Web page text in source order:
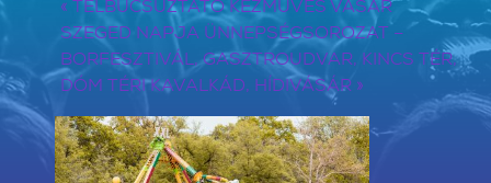
« TÉLBÚCSÚZTATÓ KÉZMŰVES VÁSÁR
SZEGED NAPJA ÜNNEPSÉGSOROZAT –
BORFESZTIVÁL, GASZTROUDVAR, KINCS TÉR,
DÓM TÉRI KAVALKÁD, HÍDIVÁSÁR »